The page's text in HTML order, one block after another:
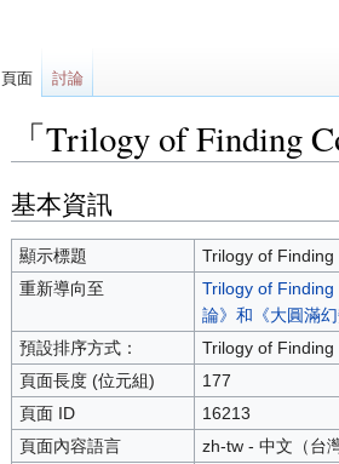
「Trilogy of Finding
跳
至
導
覽
跳
至
搜
尋
基本資訊
顯示標題
Trilogy of
重新導向至
Trilogy of Finding
論》和《大圓滿
預設排序方式：
Trilogy of
頁面長度 (位元組)
177
頁面 ID
16213
頁面內容語言
zh-tw - 中文（台
頁面 討論